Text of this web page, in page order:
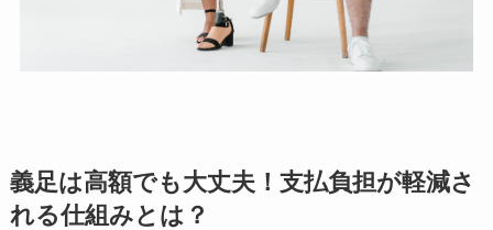
義足は高額でも大丈夫！支払負担が軽減さ
れる仕組みとは？